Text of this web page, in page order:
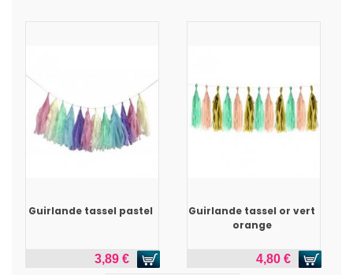
Guirlande tassel pastel
3,89 €
Guirlande tassel or vert
orange
4,80 €